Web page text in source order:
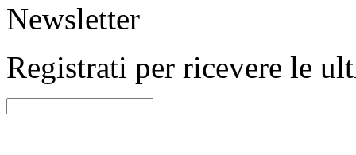
Newsletter
Registrati per ricevere le